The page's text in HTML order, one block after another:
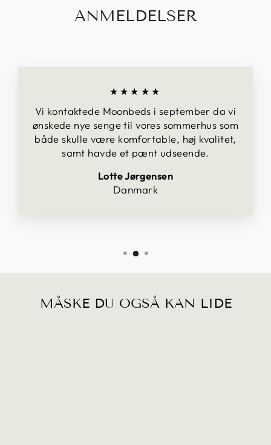
ANMELDELSER
★★★★★
Vi kontaktede Moonbeds i september da vi
ønskede nye senge til vores sommerhus som
både skulle være komfortable, høj kvalitet,
samt havde et pænt udseende.
Lotte Jørgensen
Danmark
MÅSKE DU OGSÅ KAN LIDE